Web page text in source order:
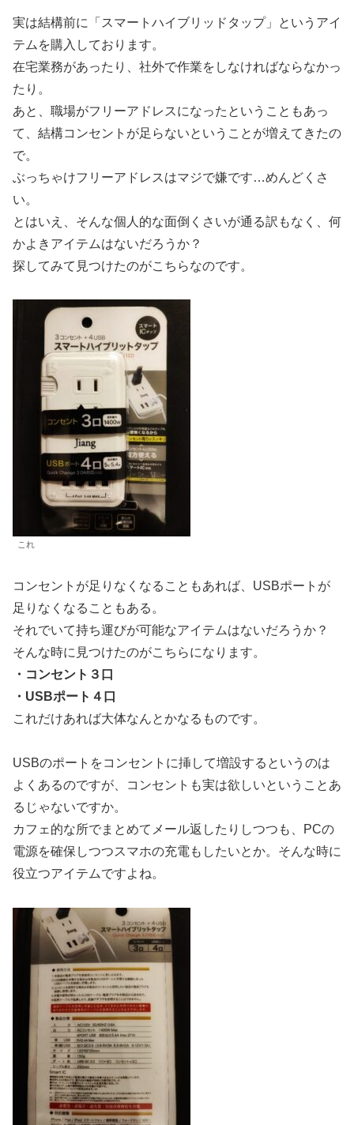
実は結構前に「スマートハイブリッドタップ」というアイ
テムを購入しております。
在宅業務があったり、社外で作業をしなければならなかっ
たり。
あと、職場がフリーアドレスになったということもあっ
て、結構コンセントが足らないということが増えてきたの
で。
ぶっちゃけフリーアドレスはマジで嫌です…めんどくさ
い。
とはいえ、そんな個人的な面倒くさいが通る訳もなく、何
かよきアイテムはないだろうか？
探してみて見つけたのがこちらなのです。
これ
コンセントが足りなくなることもあれば、USBポートが
足りなくなることもある。
それでいて持ち運びが可能なアイテムはないだろうか？
そんな時に見つけたのがこちらになります。
・コンセント３口
・USBポート４口
これだけあれば大体なんとかなるものです。
USBのポートをコンセントに挿して増設するというのは
よくあるのですが、コンセントも実は欲しいということあ
るじゃないですか。
カフェ的な所でまとめてメール返したりしつつも、PCの
電源を確保しつつスマホの充電もしたいとか。そんな時に
役立つアイテムですよね。